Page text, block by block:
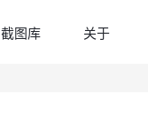
截图库 关于